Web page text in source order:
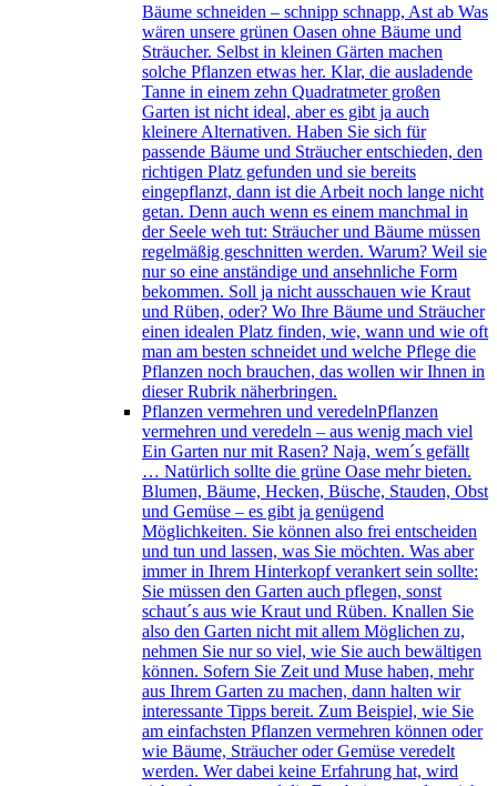
Bäume schneiden – schnipp schnapp, Ast ab Was
wären unsere grünen Oasen ohne Bäume und
Sträucher. Selbst in kleinen Gärten machen
solche Pflanzen etwas her. Klar, die ausladende
Tanne in einem zehn Quadratmeter großen
Garten ist nicht ideal, aber es gibt ja auch
kleinere Alternativen. Haben Sie sich für
passende Bäume und Sträucher entschieden, den
richtigen Platz gefunden und sie bereits
eingepflanzt, dann ist die Arbeit noch lange nicht
getan. Denn auch wenn es einem manchmal in
der Seele weh tut: Sträucher und Bäume müssen
regelmäßig geschnitten werden. Warum? Weil sie
nur so eine anständige und ansehnliche Form
bekommen. Soll ja nicht ausschauen wie Kraut
und Rüben, oder? Wo Ihre Bäume und Sträucher
einen idealen Platz finden, wie, wann und wie oft
man am besten schneidet und welche Pflege die
Pflanzen noch brauchen, das wollen wir Ihnen in
dieser Rubrik näherbringen.
Pflanzen vermehren und veredelnPflanzen
vermehren und veredeln – aus wenig mach viel
Ein Garten nur mit Rasen? Naja, wem´s gefällt
… Natürlich sollte die grüne Oase mehr bieten.
Blumen, Bäume, Hecken, Büsche, Stauden, Obst
und Gemüse – es gibt ja genügend
Möglichkeiten. Sie können also frei entscheiden
und tun und lassen, was Sie möchten. Was aber
immer in Ihrem Hinterkopf verankert sein sollte:
Sie müssen den Garten auch pflegen, sonst
schaut´s aus wie Kraut und Rüben. Knallen Sie
also den Garten nicht mit allem Möglichen zu,
nehmen Sie nur so viel, wie Sie auch bewältigen
können. Sofern Sie Zeit und Muse haben, mehr
aus Ihrem Garten zu machen, dann halten wir
interessante Tipps bereit. Zum Beispiel, wie Sie
am einfachsten Pflanzen vermehren können oder
wie Bäume, Sträucher oder Gemüse veredelt
werden. Wer dabei keine Erfahrung hat, wird